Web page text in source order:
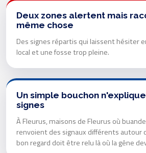
Deux zones alertent mais
même chose
Des signes répartis qui laissent hésiter
local et une fosse trop pleine.
Un simple bouchon
signes
À Fleurus, maisons de Fleurus où
renvoient des signaux différents autour
bon regard doit être relu là où la gêne